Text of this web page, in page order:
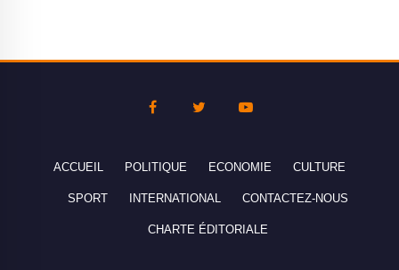
ACCUEIL POLITIQUE ECONOMIE CULTURE
SPORT INTERNATIONAL CONTACTEZ-NOUS
CHARTE ÉDITORIALE